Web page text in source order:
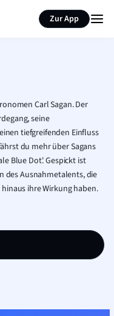
Zur App
Carl Sagan. Der
seine
tiefgreifenden Einfluss
du mehr über Sagans
Blue Dot'. Gespickt ist
des Ausnahmetalents, die
ihre Wirkung haben.
Seite zusammenfassen